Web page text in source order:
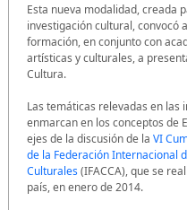
Esta nueva modalidad, creada
investigación cultural, convocó
formación, en conjunto con
artísticas y culturales, a
Cultura.
Las temáticas relevadas en las
enmarcan en los conceptos de
ejes de la discusión de la VI
de la Federación Internacional
Culturales(IFACCA), que se
país, en enero de 2014.